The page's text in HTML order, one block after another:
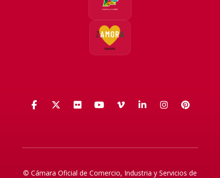
Facebook
X (Twitter)
FlickrYouTube
VimeoLinkedIn
© Cámara Oficial de Comercio, Industria y Servicios de